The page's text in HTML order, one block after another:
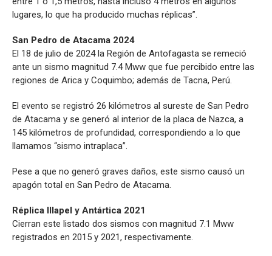
lugares, lo que ha producido muchas réplicas”.
San Pedro de Atacama 2024
El 18 de julio de 2024 la Región de Antofagasta se remeció
ante un sismo magnitud 7.4 Mww que fue percibido entre las
regiones de Arica y Coquimbo; además de Tacna, Perú.
El evento se registró 26 kilómetros al sureste de San Pedro
de Atacama y se generó al interior de la placa de Nazca, a
145 kilómetros de profundidad, correspondiendo a lo que
llamamos “sismo intraplaca”.
Pese a que no generó graves daños, este sismo causó un
apagón total en San Pedro de Atacama.
Réplica Illapel y Antártica 2021
Cierran este listado dos sismos con magnitud 7.1 Mww
registrados en 2015 y 2021, respectivamente.